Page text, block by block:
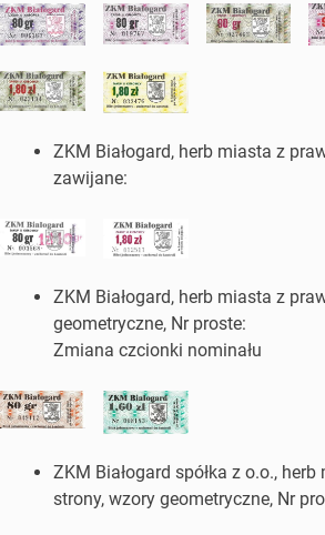
ZKM Białogard, herb miasta z
zawijane:
ZKM Białogard, herb miasta z
geometryczne, Nr proste:
Zmiana czcionki nominału
ZKM Białogard spółka z o.o.,
strony, wzory geometryczne, Nr